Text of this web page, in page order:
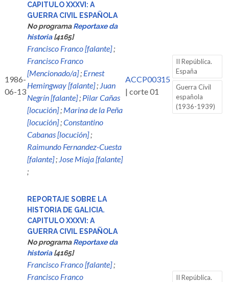
1986-
06-13
CAPITULO XXXVI: A
GUERRA CIVIL ESPAÑOLA
No programaReportaxe da
historia[4165]
Francisco Franco [falante];
Francisco Franco
[Mencionado/a]; Ernest
Hemingway [falante]; Juan
Negrín [falante]; Pilar Cañas
[locución]; Marina de la Peña
[locución];Constantino
Cabanas [locución];
Raimundo Fernandez-Cuesta
[falante]; Jose Miaja [falante]
;
ACCP00315
| corte 01
II República.
España
Guerra Civil
española
(1936-1939)
REPORTAJE SOBRE LA
HISTORIA DE GALICIA.
CAPITULO XXXVI: A
GUERRA CIVIL ESPAÑOLA
No programaReportaxe da
historia[4165]
Francisco Franco [falante];
Francisco Franco
II República.